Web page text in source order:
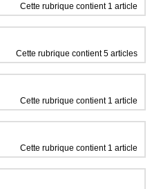
Cette rubrique contient 1 article
Cette rubrique contient 5 articles
Cette rubrique contient 1 article
Cette rubrique contient 1 article